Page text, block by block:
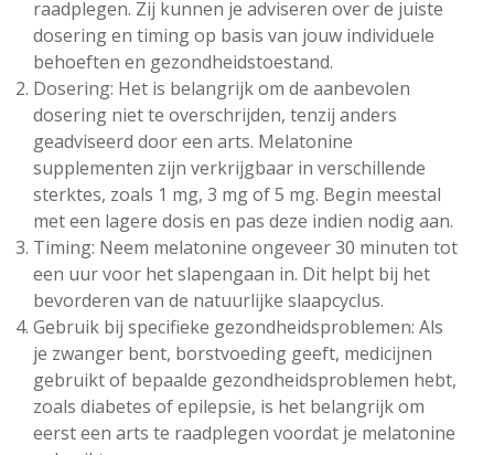
raadplegen. Zij kunnen je adviseren over de juiste
dosering en timing op basis van jouw individuele
behoeften en gezondheidstoestand.
Dosering: Het is belangrijk om de aanbevolen
dosering niet te overschrijden, tenzij anders
geadviseerd door een arts. Melatonine
supplementen zijn verkrijgbaar in verschillende
sterktes, zoals 1 mg, 3 mg of 5 mg. Begin meestal
met een lagere dosis en pas deze indien nodig aan.
Timing: Neem melatonine ongeveer 30 minuten tot
een uur voor het slapengaan in. Dit helpt bij het
bevorderen van de natuurlijke slaapcyclus.
Gebruik bij specifieke gezondheidsproblemen: Als
je zwanger bent, borstvoeding geeft, medicijnen
gebruikt of bepaalde gezondheidsproblemen hebt,
zoals diabetes of epilepsie, is het belangrijk om
eerst een arts te raadplegen voordat je melatonine